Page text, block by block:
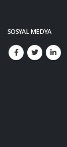
SOSYAL MEDYA